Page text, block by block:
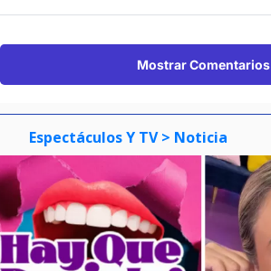
Mostrar Comentarios
Espectáculos Y TV > Noticia